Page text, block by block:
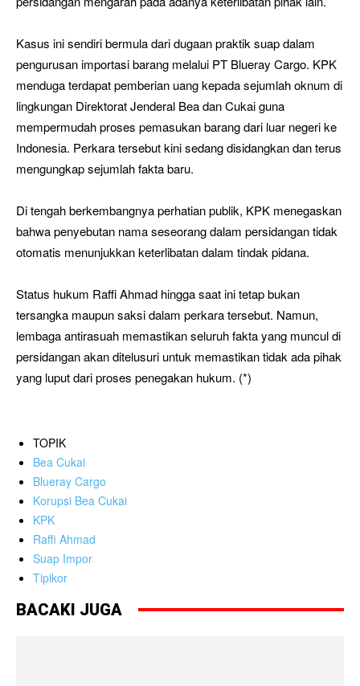
Kasus ini sendiri bermula dari dugaan praktik suap dalam
pengurusan importasi barang melalui PT Blueray Cargo. KPK
menduga terdapat pemberian uang kepada sejumlah oknum di
lingkungan Direktorat Jenderal Bea dan Cukai guna
mempermudah proses pemasukan barang dari luar negeri ke
Indonesia. Perkara tersebut kini sedang disidangkan dan terus
mengungkap sejumlah fakta baru.
Di tengah berkembangnya perhatian publik, KPK menegaskan
bahwa penyebutan nama seseorang dalam persidangan tidak
otomatis menunjukkan keterlibatan dalam tindak pidana.
Status hukum Raffi Ahmad hingga saat ini tetap bukan
tersangka maupun saksi dalam perkara tersebut. Namun,
lembaga antirasuah memastikan seluruh fakta yang muncul di
persidangan akan ditelusuri untuk memastikan tidak ada pihak
yang luput dari proses penegakan hukum. (*)
TOPIK
Bea Cukai
Blueray Cargo
Korupsi Bea Cukai
KPK
Raffi Ahmad
Suap Impor
Tipikor
BACAKI JUGA